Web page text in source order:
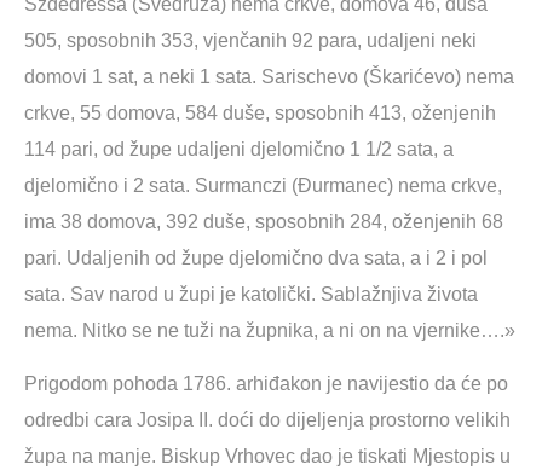
Szdedressa (Svedruža) nema crkve, domova 46, duša
505, sposobnih 353, vjenčanih 92 para, udaljeni neki
domovi 1 sat, a neki 1 sata. Sarischevo (Škarićevo) nema
crkve, 55 domova, 584 duše, sposobnih 413, oženjenih
114 pari, od župe udaljeni djelomično 1 1/2 sata, a
djelomično i 2 sata. Surmanczi (Đurmanec) nema crkve,
ima 38 domova, 392 duše, sposobnih 284, oženjenih 68
pari. Udaljenih od župe djelomično dva sata, a i 2 i pol
sata. Sav narod u župi je katolički. Sablažnjiva života
nema. Nitko se ne tuži na župnika, a ni on na vjernike….»
Prigodom pohoda 1786. arhiđakon je navijestio da će po
odredbi cara Josipa II. doći do dijeljenja prostorno velikih
župa na manje. Biskup Vrhovec dao je tiskati Mjestopis u